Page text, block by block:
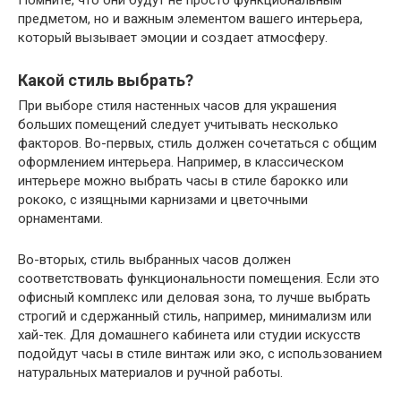
предметом, но и важным элементом вашего интерьера,
который вызывает эмоции и создает атмосферу.
Какой стиль выбрать?
При выборе стиля настенных часов для украшения
больших помещений следует учитывать несколько
факторов. Во-первых, стиль должен сочетаться с общим
оформлением интерьера. Например, в классическом
интерьере можно выбрать часы в стиле барокко или
рококо, с изящными карнизами и цветочными
орнаментами.
Во-вторых, стиль выбранных часов должен
соответствовать функциональности помещения. Если это
офисный комплекс или деловая зона, то лучше выбрать
строгий и сдержанный стиль, например, минимализм или
хай-тек. Для домашнего кабинета или студии искусств
подойдут часы в стиле винтаж или эко, с использованием
натуральных материалов и ручной работы.